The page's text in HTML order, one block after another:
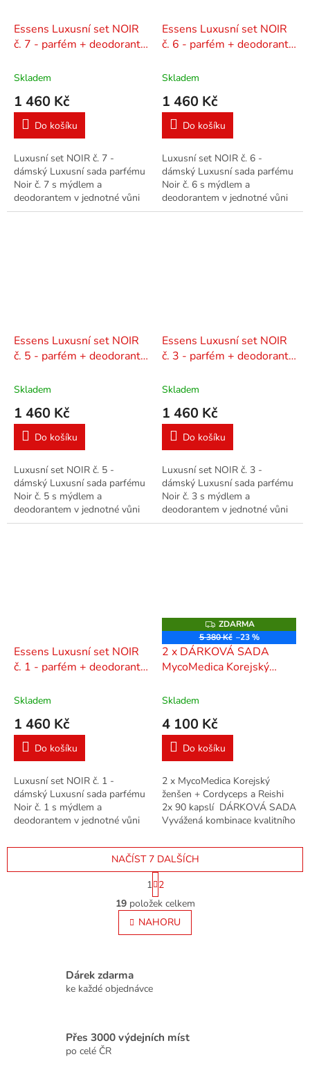
Essens Luxusní set NOIR
č. 7 - parfém + deodorant
Skladem
1 460 Kč
Do košíku
Luxusní set NOIR č. 7 -
dámský Luxusní sada parfému
Noir č. 7 s mýdlem a
deodorantem v jednotné vůni
ve stylové dárkové tašce.
Essens Luxusní set NOIR
č. 6 - parfém + deodorant
Skladem
1 460 Kč
Do košíku
Luxusní set NOIR č. 6 -
dámský Luxusní sada parfému
Noir č. 6 s mýdlem a
deodorantem v jednotné vůni
ve stylové dárkové tašce.
Essens Luxusní set NOIR
č. 5 - parfém + deodorant
Skladem
1 460 Kč
Do košíku
Luxusní set NOIR č. 5 -
dámský Luxusní sada parfému
Noir č. 5 s mýdlem a
deodorantem v jednotné vůni
ve stylové dárkové tašce.
Essens Luxusní set NOIR
č. 3 - parfém + deodorant
Skladem
1 460 Kč
Do košíku
Luxusní set NOIR č. 3 -
dámský Luxusní sada parfému
Noir č. 3 s mýdlem a
deodorantem v jednotné vůni
ve stylové dárkové tašce.
Essens Luxusní set NOIR
č. 1 - parfém + deodorant
Skladem
1 460 Kč
Do košíku
Luxusní set NOIR č. 1 -
dámský Luxusní sada parfému
Noir č. 1 s mýdlem a
deodorantem v jednotné vůni
Z
D
A
R
M
A
ZDARMA
5 380 Kč –23 %
2 x DÁRKOVÁ SADA
MycoMedica Korejský
Reishi 4 x 90 kapslí
Skladem
4 100 Kč
Do košíku
2 x MycoMedica Korejský
ženšen + Cordyceps a Reishi
2x 90 kapslí DÁRKOVÁ SADA
Vyvážená kombinace kvalitního
a dvou vitálních hub reishi a...
O
v
l
á
k
NAČÍST 7 DALŠÍCH
S
t
r
á
n
k
1 2
19položek celkem
NAHORU
Dárek zdarma
ke každé objednávce
Přes 3000 výdejních míst
po celé ČR